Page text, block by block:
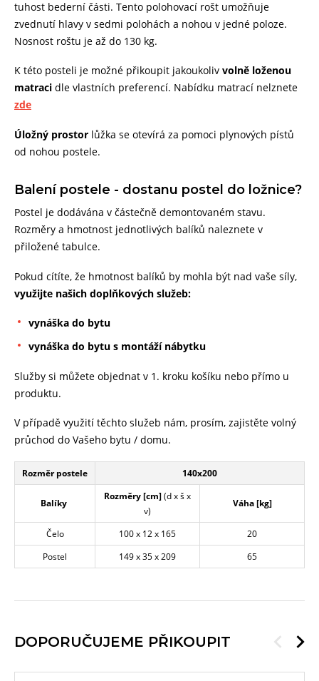
tuhost bederní části. Tento polohovací rošt umožňuje
zvednutí hlavy v sedmi polohách a nohou v jedné poloze.
Nosnost roštu je až do 130 kg.
K této posteli je možné přikoupit jakoukoliv volně loženou
matraci dle vlastních preferencí. Nabídku matrací nelznete
zde
Úložný prostor lůžka se otevírá za pomoci plynových pístů
od nohou postele.
Balení postele - dostanu postel do ložnice?
Postel je dodávána v částečně demontovaném stavu.
Rozměry a hmotnost jednotlivých balíků naleznete v
přiložené tabulce.
Pokud cítíte, že hmotnost balíků by mohla být nad vaše síly,
využijte našich doplňkových služeb:
vynáška do bytu
vynáška do bytu s montáží nábytku
Služby si můžete objednat v 1. kroku košíku nebo přímo u
produktu.
V případě využití těchto služeb nám, prosím, zajistěte volný
průchod do Vašeho bytu / domu.
Rozměr postele 140x200
Balíky
Rozměry [cm](d x š x
v)
Váha [kg]
Čelo 100 x 12 x 165
20
Postel
149 x 35 x 209 65
DOPORUČUJEME PŘIKOUPIT